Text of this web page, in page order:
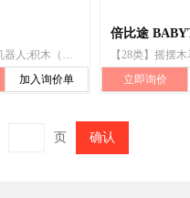
【28类】玩具机器人;积木（玩具）;智能玩具;模型飞机材料;拼图玩具;室内游戏玩具;多米诺骨牌;玩具车;玩具汽车;长毛绒玩具
加入询价单
倍比途
立即询价
页 确认